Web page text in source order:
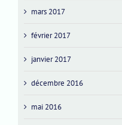
mars 2017
février 2017
janvier 2017
décembre 2016
mai 2016